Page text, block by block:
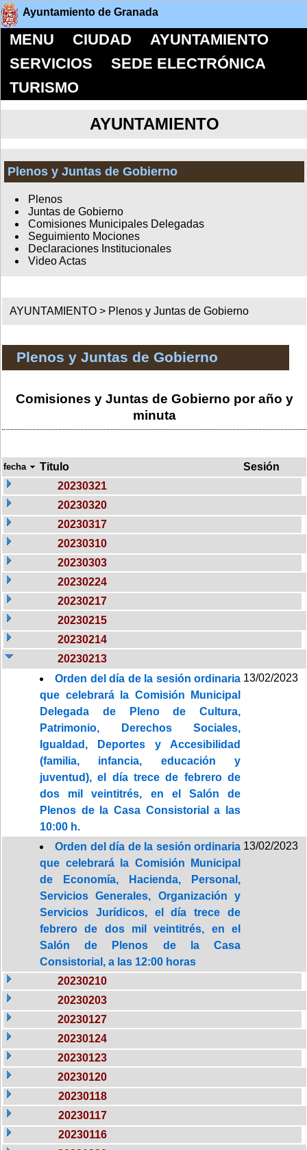
Ayuntamiento de Granada
MENU CIUDAD
AYUNTAMIENTO
SERVICIOS
SEDE ELECTRÓNICA
TURISMO
AYUNTAMIENTO
Plenos y Juntas de Gobierno
Plenos
Juntas de Gobierno
Comisiones Municipales Delegadas
Seguimiento Mociones
Declaraciones Institucionales
Video Actas
AYUNTAMIENTO > Plenos y Juntas de Gobierno
Plenos y Juntas de Gobierno
Comisiones y Juntas de Gobierno por año y
minuta
fecha Titulo
Sesión
20230321
20230320
20230317
20230310
20230303
20230224
20230217
20230215
20230214
20230213
Orden del día de la sesión ordinaria
que celebrará la Comisión Municipal
Delegada de Pleno de Cultura,
Patrimonio, Derechos Sociales,
Igualdad, Deportes y Accesibilidad
(familia, infancia, educación y
juventud), el día trece de febrero de
dos mil veintitrés, en el Salón de
Plenos de la Casa Consistorial a las
10:00 h.
13/02/2023
Orden del día de la sesión ordinaria
que celebrará la Comisión Municipal
de Economía, Hacienda, Personal,
Servicios Generales, Organización y
Servicios Jurídicos, el día trece de
febrero de dos mil veintitrés, en el
Salón de Plenos de la Casa
Consistorial, a las 12:00 horas
13/02/2023
20230210
20230203
20230127
20230124
20230123
20230120
20230118
20230117
20230116